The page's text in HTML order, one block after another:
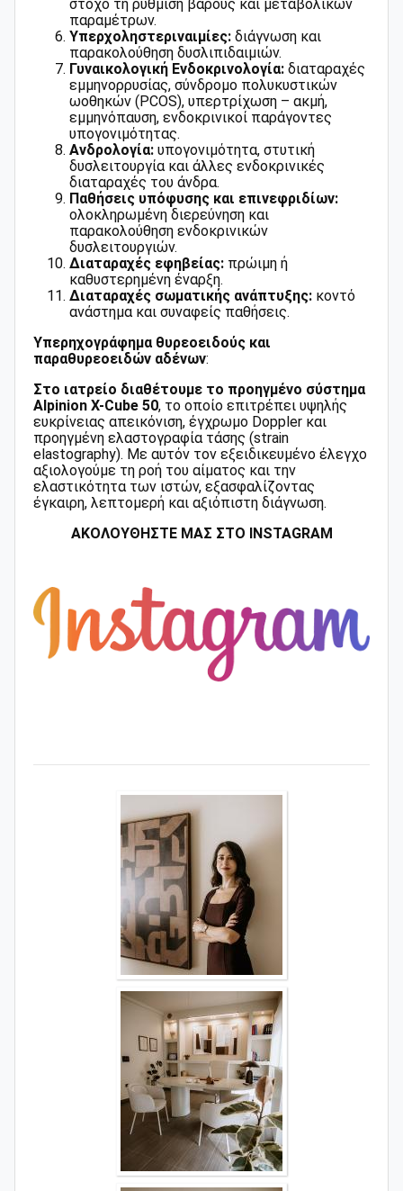
στόχο τη ρύθμιση βάρους και μεταβολικών
παραμέτρων.
Υπερχοληστεριναιμίες: διάγνωση και
παρακολούθηση δυσλιπιδαιμιών.
Γυναικολογική Ενδοκρινολογία: διαταραχές
εμμηνορρυσίας, σύνδρομο πολυκυστικών
ωοθηκών (PCOS), υπερτρίχωση – ακμή,
εμμηνόπαυση, ενδοκρινικοί παράγοντες
υπογονιμότητας.
Ανδρολογία: υπογονιμότητα, στυτική
δυσλειτουργία και άλλες ενδοκρινικές
διαταραχές του άνδρα.
Παθήσεις υπόφυσης και επινεφριδίων:
ολοκληρωμένη διερεύνηση και
παρακολούθηση ενδοκρινικών
δυσλειτουργιών.
Διαταραχές εφηβείας: πρώιμη ή
καθυστερημένη έναρξη.
Διαταραχές σωματικής ανάπτυξης: κοντό
ανάστημα και συναφείς παθήσεις.
Υπερηχογράφημα θυρεοειδούς και
παραθυρεοειδών αδένων:
Στο ιατρείο διαθέτουμε το προηγμένο σύστημα
Alpinion X-Cube 50, το οποίο επιτρέπει υψηλής
ευκρίνειας απεικόνιση, έγχρωμο Doppler και
προηγμένη ελαστογραφία τάσης (strain
elastography). Με αυτόν τον εξειδικευμένο έλεγχο
αξιολογούμε τη ροή του αίματος και την
ελαστικότητα των ιστών, εξασφαλίζοντας
έγκαιρη, λεπτομερή και αξιόπιστη διάγνωση.
ΑΚΟΛΟΥΘΗΣΤΕ ΜΑΣ ΣΤΟ INSTAGRAM